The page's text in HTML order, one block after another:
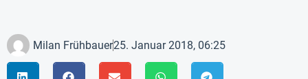
Milan Frühbauer25. Januar 2018, 06:25